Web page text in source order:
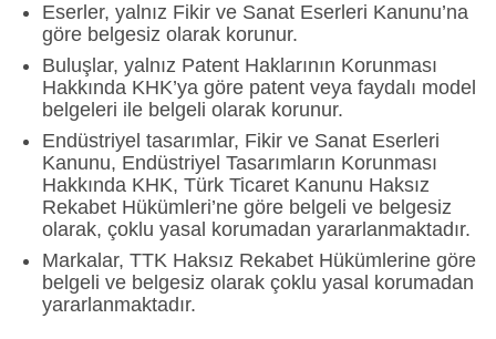
Eserler, yalnız Fikir ve Sanat Eserleri Kanunu’na
göre belgesiz olarak korunur.
Buluşlar, yalnız Patent Haklarının Korunması
Hakkında KHK’ya göre patent veya faydalı model
belgeleri ile belgeli olarak korunur.
Endüstriyel tasarımlar, Fikir ve Sanat Eserleri
Kanunu, Endüstriyel Tasarımların Korunması
Hakkında KHK, Türk Ticaret Kanunu Haksız
Rekabet Hükümleri’ne göre belgeli ve belgesiz
olarak, çoklu yasal korumadan yararlanmaktadır.
Markalar, TTK Haksız Rekabet Hükümlerine göre
belgeli ve belgesiz olarak çoklu yasal korumadan
yararlanmaktadır.